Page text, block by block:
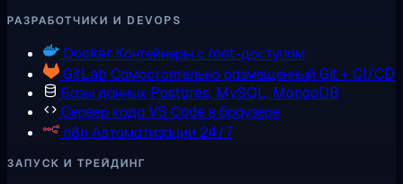
РАЗРАБОТЧИКИ И DEVOPS
Docker Контейнеры с root-доступом
GitLab Самостоятельно размещенный Git + CI/CD
Базы данных Postgres, MySQL, MongoDB
Сервер кодаVS Code в браузере
n8n Автоматизации 24/7
ЗАПУСК И ТРЕЙДИНГ